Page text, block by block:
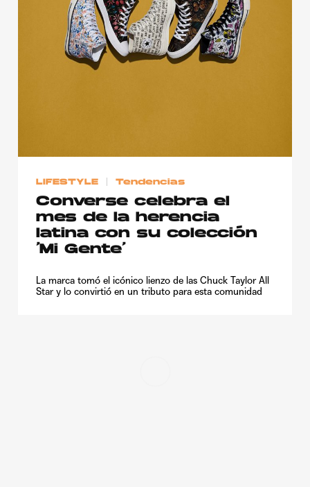
LIFESTYLE Tendencias
Converse celebra el
mes de la herencia
latina con su colección
‘Mi Gente’
La marca tomó el icónico lienzo de las Chuck Taylor All
Star y lo convirtió en un tributo para esta comunidad